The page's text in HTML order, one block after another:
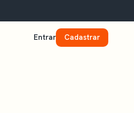
Entrar Cadastrar